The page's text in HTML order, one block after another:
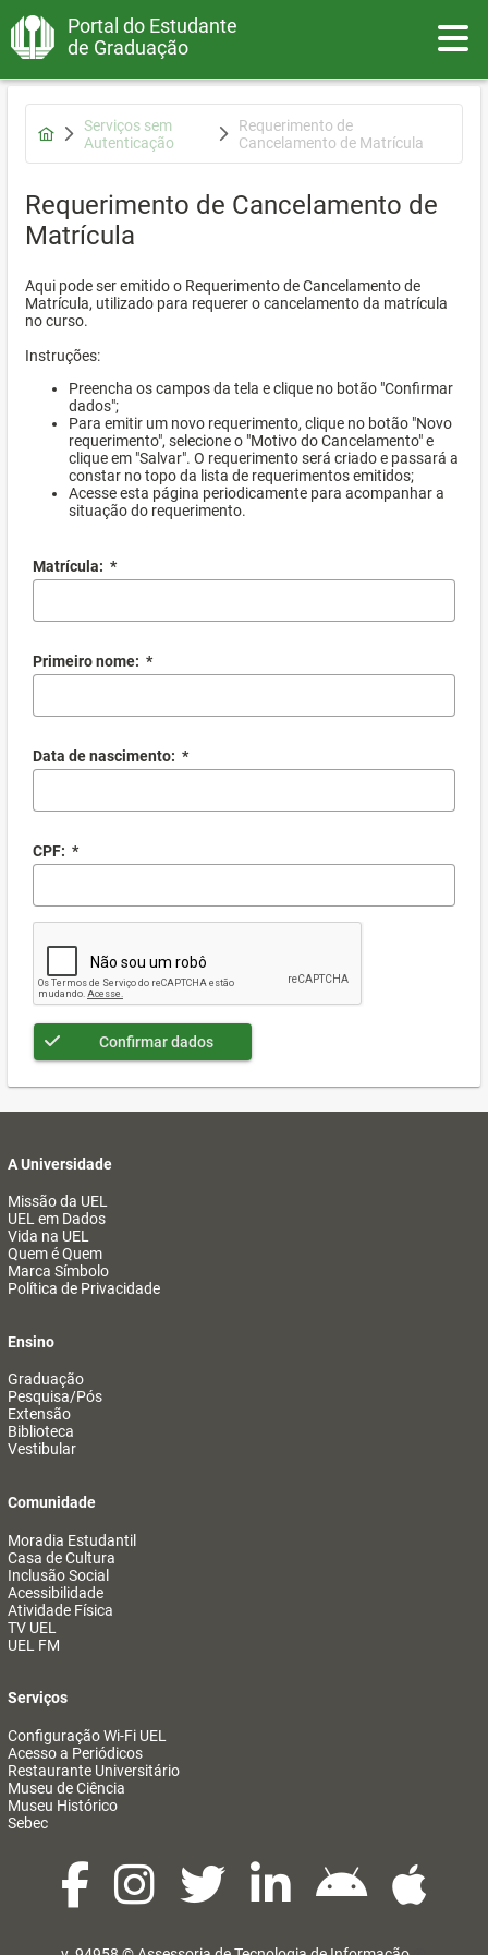
Portal do Estudante
de Graduação
Serviços sem
Autenticação
Requerimento de
Cancelamento de Matrícula
Requerimento de Cancelamento de
Matrícula
Aqui pode ser emitido o Requerimento de Cancelamento de
Matrícula, utilizado para requerer o cancelamento da matrícula
no curso.
Instruções:
Preencha os campos da tela e clique no botão "Confirmar
dados";
Para emitir um novo requerimento, clique no botão "Novo
requerimento", selecione o "Motivo do Cancelamento" e
clique em "Salvar". O requerimento será criado e passará a
constar no topo da lista de requerimentos emitidos;
Acesse esta página periodicamente para acompanhar a
situação do requerimento.
Matrícula: *
Primeiro nome: *
Data de nascimento: *
CPF: *
Confirmar dados
A Universidade
Missão da UEL
UEL em Dados
Vida na UEL
Quem é Quem
Marca Símbolo
Política de Privacidade
Ensino
Graduação
Pesquisa/Pós
Extensão
Biblioteca
Vestibular
Comunidade
Moradia Estudantil
Casa de Cultura
Inclusão Social
Acessibilidade
Atividade Física
TV UEL
UEL FM
Serviços
Configuração Wi-Fi UEL
Acesso a Periódicos
Restaurante Universitário
Museu de Ciência
Museu Histórico
Sebec